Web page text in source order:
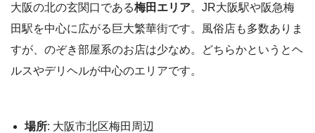
大阪の北の玄関口である梅田エリア。JR大阪駅や阪急梅
田駅を中心に広がる巨大繁華街です。風俗店も多数ありま
すが、のぞき部屋系のお店は少なめ。どちらかというとヘ
ルスやデリヘルが中心のエリアです。
場所: 大阪市北区梅田周辺